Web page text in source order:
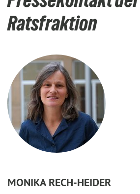
Ratsfraktion
MONIKA RECH-HEIDER